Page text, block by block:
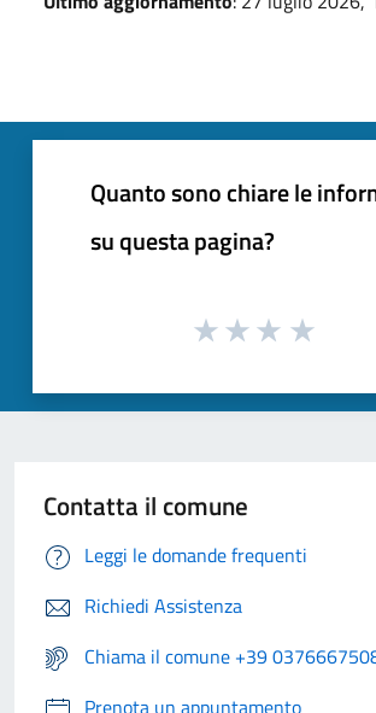
Quanto sono chiare le
su questa pagina?
Contatta il comune
Leggi le domande frequenti
Richiedi Assistenza
Chiama il comune +39
Prenota un appuntamento